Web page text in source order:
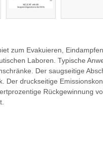
zum Evakuieren,
Laboren. Typische
Der saugseitige
Der druckseitige
Rückgewinnung